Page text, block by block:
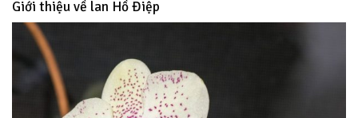
Giới thiệu về lan Hồ Điệp